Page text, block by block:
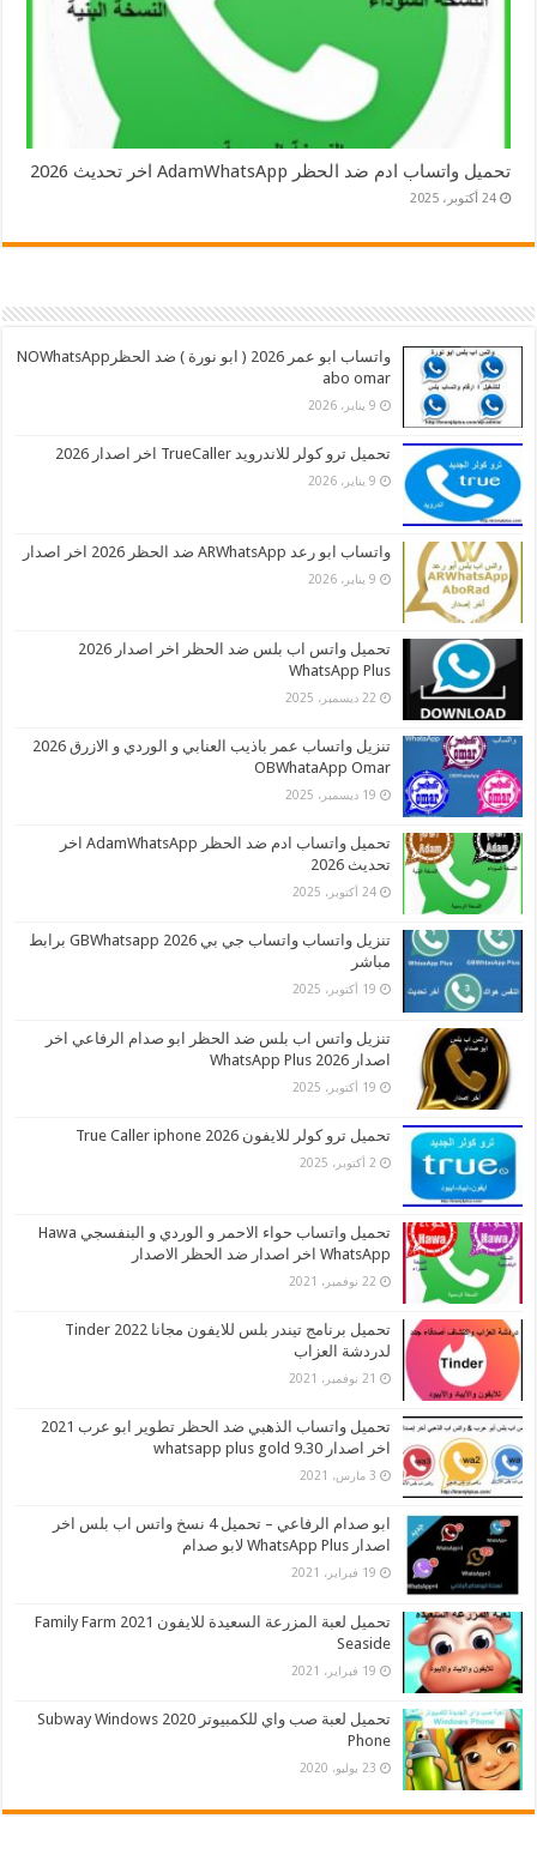
تحميل واتساب ادم ضد الحظر AdamWhatsApp اخر تحديث 2026
24 أكتوبر، 2025
واتساب ابو عمر 2026 ( ابو نورة ) ضد الحظرNOWhatsApp
abo omar
9 يناير، 2026
تحميل ترو كولر للاندرويد TrueCaller اخر اصدار 2026
9 يناير، 2026
واتساب ابو رعد ARWhatsApp ضد الحظر 2026 اخر اصدار
9 يناير، 2026
تحميل واتس اب بلس ضد الحظر اخر اصدار 2026
WhatsApp Plus
22 ديسمبر، 2025
تنزيل واتساب عمر باذيب العنابي و الوردي و الازرق 2026
OBWhataApp Omar
19 ديسمبر، 2025
تحميل واتساب ادم ضد الحظر AdamWhatsApp اخر
تحديث 2026
24 أكتوبر، 2025
تنزيل واتساب واتساب جي بي 2026 GBWhatsapp برابط
مباشر
19 أكتوبر، 2025
تنزيل واتس اب بلس ضد الحظر ابو صدام الرفاعي اخر
اصدار 2026 WhatsApp Plus
19 أكتوبر، 2025
تحميل ترو كولر للايفون 2026 True Caller iphone
2 أكتوبر، 2025
تحميل واتساب حواء الاحمر و الوردي و البنفسجي Hawa
WhatsApp اخر اصدار ضد الحظر الاصدار
22 نوفمبر، 2021
تحميل برنامج تيندر بلس للايفون مجانا 2022 Tinder
لدردشة العزاب
21 نوفمبر، 2021
تحميل واتساب الذهبي ضد الحظر تطوير ابو عرب 2021
اخر اصدار whatsapp plus gold 9.30
3 مارس، 2021
ابو صدام الرفاعي – تحميل 4 نسخ واتس اب بلس اخر
اصدار WhatsApp Plus لابو صدام
19 فبراير، 2021
تحميل لعبة المزرعة السعيدة للايفون 2021 Family Farm
Seaside
19 فبراير، 2021
تحميل لعبة صب واي للكمبيوتر 2020 Subway Windows
Phone
23 يوليو، 2020